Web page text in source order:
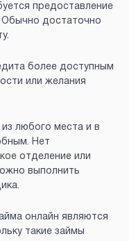
предоставление
Обычно достаточно
более доступным
или желания
любого места и в
Нет
отделение или
выполнить
онлайн являются
такие займы